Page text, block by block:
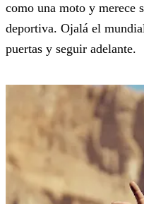
como una moto y merece
deportiva. Ojalá el
puertas y seguir adelante.